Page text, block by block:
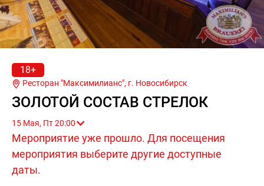
18+
Ресторан "Максимилианс", г. Новосибирск
ЗОЛОТОЙ СОСТАВ СТРЕЛОК
15 Мая, Пт 20:00
Мероприятие уже прошло. Для посещения
мероприятия выберите другие доступные
даты.